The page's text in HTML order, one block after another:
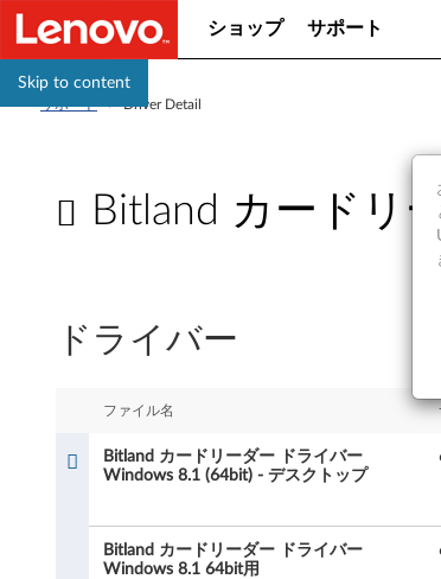
Skip to content
ショップ サポート
サポート >Driver Detail
Bitland カードリ
t
a
ドライバー
ファイル名
Bitland カードリーダー ドライバー
Windows 8.1 (64bit) - デスクトップ
Bitland カードリーダー ドライバー
Windows 8.1 64bit用